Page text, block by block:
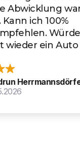
der mich
beraten
begleitet
2.
haben.